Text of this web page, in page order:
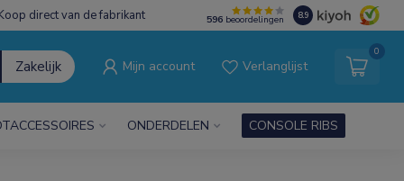
direct van de fabrikant 596 beoordelingen 8.9
Zakelijk Mijn account Verlanglijst
0
ONDERDELEN CONSOLE RIBS